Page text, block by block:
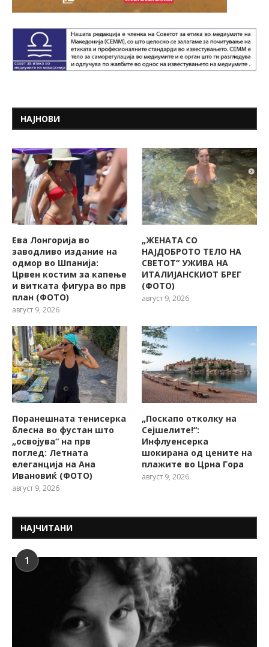
НАЈНОВИ
Ева Лонгорија во
заводливо издание на
одмор во Шпанија:
Црвен костим за капење
и витката фигура во прв
план (ФОТО)
август 9, 2026
„ЖЕНАТА СО
НАЈДОБРОТО ТЕЛО НА
СВЕТОТ“ УЖИВА НА
ИТАЛИЈАНСКИОТ БРЕГ
(ФОТО)
август 9, 2026
Поранешната тенисерка
блесна во фустан што
„освојува“ на прв
поглед: Летната
елеганција на Ана
Ивановиќ (ФОТО)
август 9, 2026
„Поскапо отколку на
Сејшелите!“:
Инфлуенсерка
шокирана од цените на
плажите во Црна Гора
август 9, 2026
НАЈЧИТАНИ
1